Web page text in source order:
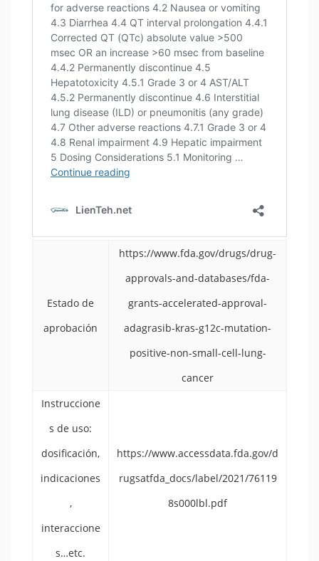
Estado de
aprobación
https://www.fda.gov/drugs/drug-
approvals-and-databases/fda-
grants-accelerated-approval-
adagrasib-kras-g12c-mutation-
positive-non-small-cell-lung-
cancer
Instruccione
s de uso:
dosificación,
indicaciones
,
interaccione
s…etc.
https://www.accessdata.fda.gov/d
rugsatfda_docs/label/2021/76119
8s000lbl.pdf